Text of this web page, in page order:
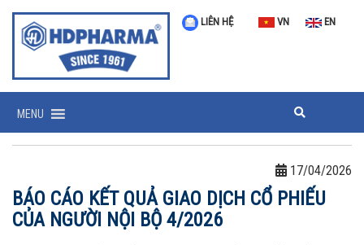
LIÊN HỆ VN EN
MENU
17/04/2026
BÁO CÁO KẾT QUẢ GIAO DỊCH CỔ PHIẾU
CỦA NGƯỜI NỘI BỘ 4/2026